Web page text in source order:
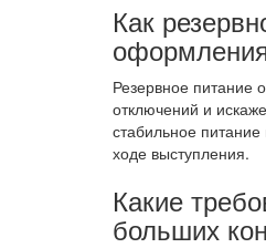
Как
Резервное питание
отключений и
стабильное
ходе выступления.
Какие
больших